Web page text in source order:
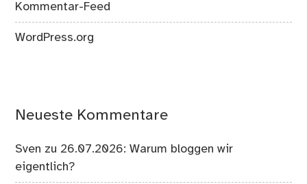
Kommentar-Feed
WordPress.org
Neueste Kommentare
Sven zu 26.07.2026: Warum bloggen wir
eigentlich?